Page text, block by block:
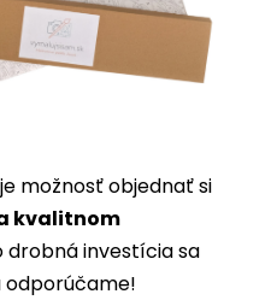
možnosť objednať si
kvalitnom
drobná investícia sa
odporúčame!